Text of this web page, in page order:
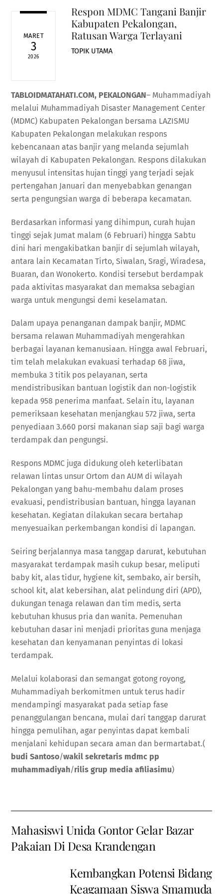
MARET
3
2026
Respon MDMC Tangani Banjir
Kabupaten Pekalongan,
Ratusan Warga Terlayani
TOPIK UTAMA
TABLOIDMATAHATI.COM, PEKALONGAN– Muhammadiyah
melalui Muhammadiyah Disaster Management Center
(MDMC) Kabupaten Pekalongan bersama LAZISMU
Kabupaten Pekalongan melakukan respons
kebencanaan atas banjir yang melanda sejumlah
wilayah di Kabupaten Pekalongan. Respons dilakukan
menyusul intensitas hujan tinggi yang terjadi sejak
pertengahan Januari dan menyebabkan genangan
serta pengungsian warga di beberapa kecamatan.
Berdasarkan informasi yang dihimpun, curah hujan
tinggi sejak Jumat malam (6 Februari) hingga Sabtu
dini hari mengakibatkan banjir di sejumlah wilayah,
antara lain Kecamatan Tirto, Siwalan, Sragi, Wiradesa,
Buaran, dan Wonokerto. Kondisi tersebut berdampak
pada aktivitas masyarakat dan memaksa sebagian
warga untuk mengungsi demi keselamatan.
Dalam upaya penanganan dampak banjir, MDMC
bersama relawan Muhammadiyah mengerahkan
berbagai layanan kemanusiaan. Hingga awal Februari,
tim telah melakukan evakuasi terhadap 68 jiwa,
membuka 3 titik pos pelayanan, serta
mendistribusikan bantuan logistik dan non-logistik
kepada 958 penerima manfaat. Selain itu, layanan
pemeriksaan kesehatan menjangkau 572 jiwa, serta
penyediaan 3.660 porsi makanan siap saji bagi warga
terdampak dan pengungsi.
Respons MDMC juga didukung oleh keterlibatan
relawan lintas unsur Ortom dan AUM di wilayah
Pekalongan yang bahu-membahu dalam proses
evakuasi, pendistribusian bantuan, hingga layanan
kesehatan. Kegiatan dilakukan secara bertahap
menyesuaikan perkembangan kondisi di lapangan.
Seiring berjalannya masa tanggap darurat, kebutuhan
masyarakat terdampak masih cukup besar, meliputi
baby kit, alas tidur, hygiene kit, sembako, air bersih,
school kit, alat kebersihan, alat pelindung diri (APD),
dukungan tenaga relawan dan tim medis, serta
kebutuhan khusus pria dan wanita. Pemenuhan
kebutuhan dasar ini menjadi prioritas guna menjaga
kesehatan dan kenyamanan penyintas di lokasi
terdampak.
Melalui kolaborasi dan semangat gotong royong,
Muhammadiyah berkomitmen untuk terus hadir
mendampingi masyarakat pada setiap fase
penanggulangan bencana, mulai dari tanggap darurat
hingga pemulihan, agar penyintas dapat kembali
menjalani kehidupan secara aman dan bermartabat.(
budi Santoso/wakil sekretaris mdmc pp
muhammadiyah/rilis grup media afiliasimu)
Mahasiswi Unida Gontor Gelar Bazar
Pakaian Di Desa Krandengan
Kembangkan Potensi Bidang
Keagamaan Siswa Smamuda